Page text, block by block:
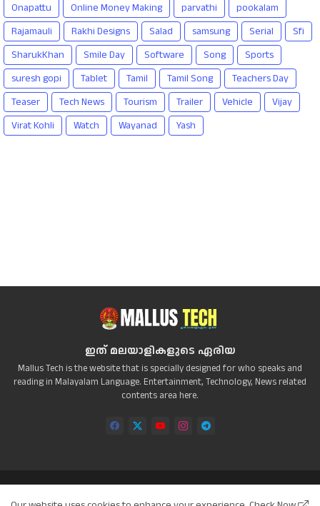
Onapattu
Online Money Making parvathi
pookalam
Rajamauli
Rakhi Designs Salad samsung Serial
Sfi
SharukKhan
Smile Day Software Song
Sports
suresh gopi
Tablet Tamil Tamil Song
Teachers Day
Teaser
Tech News Tourism Trailer Vehicle
Vijay
Virat Kohli
Watch Wayanad Yash
ഇത് മലയാളികളുടെ ഏരിയ
Mallus Tech is the website that is specially designed for who speaks and
reading in Malayalam Language. Entertainment, Technology, News related
contents area here.